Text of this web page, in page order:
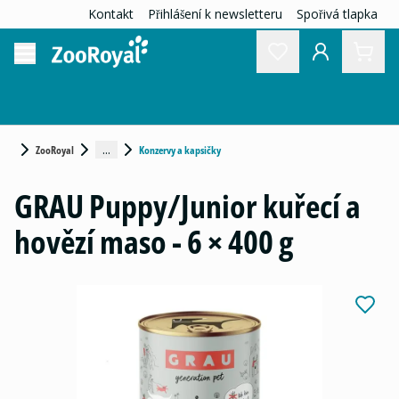
Kontakt Přihlášení k newsletteru Spořivá tlapka
ZooRoyal ... Konzervy a kapsičky
GRAU Puppy/Junior kuřecí a
hovězí maso - 6 × 400 g